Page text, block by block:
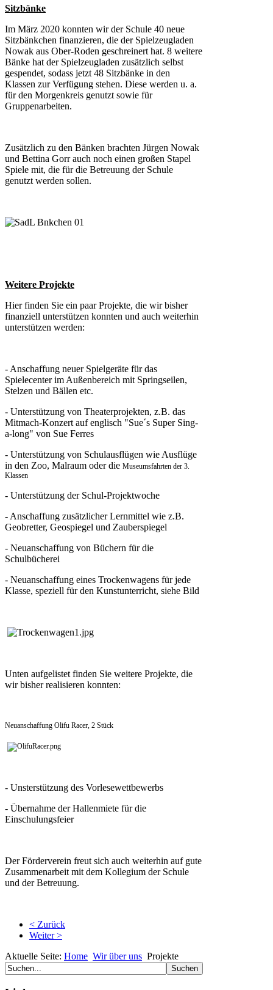
Sitzbänke
Im März 2020 konnten wir der Schule 40 neue
Sitzbänkchen finanzieren, die der Spielzeugladen
Nowak aus Ober-Roden geschreinert hat. 8 weitere
Bänke hat der Spielzeugladen zusätzlich selbst
gespendet, sodass jetzt 48 Sitzbänke in den
Klassen zur Verfügung stehen. Diese werden u. a.
für den Morgenkreis genutzt sowie für
Gruppenarbeiten.
Zusätzlich zu den Bänken brachten Jürgen Nowak
und Bettina Gorr auch noch einen großen Stapel
Spiele mit, die für die Betreuung der Schule
genutzt werden sollen.
Weitere Projekte
Hier finden Sie ein paar Projekte, die wir bisher
finanziell unterstützen konnten und auch weiterhin
unterstützen werden:
- Anschaffung neuer Spielgeräte für das
Spielecenter im Außenbereich mit Springseilen,
Stelzen und Bällen etc.
- Unterstützung von Theaterprojekten, z.B. das
Mitmach-Konzert auf englisch "Sue´s Super Sing-
a-long" von Sue Ferres
- Unterstützung von Schulausflügen wie Ausflüge
in den Zoo, Malraum oder die Museumsfahrten der 3.
Klassen
- Unterstützung der Schul-Projektwoche
- Anschaffung zusätzlicher Lernmittel wie z.B.
Geobretter, Geospiegel und Zauberspiegel
- Neuanschaffung von Büchern für die
Schulbücherei
- Neuanschaffung eines Trockenwagens für jede
Klasse, speziell für den Kunstunterricht, siehe Bild
Unten aufgelistet finden Sie weitere Projekte, die
wir bisher realisieren konnten:
Neuanschaffung Olifu Racer, 2 Stück
- Unsterstützung des Vorlesewettbewerbs
- Übernahme der Hallenmiete für die
Einschulungsfeier
Der Förderverein freut sich auch weiterhin auf gute
Zusammenarbeit mit dem Kollegium der Schule
und der Betreuung.
< Zurück
Weiter >
Aktuelle Seite: Home Wir über uns Projekte